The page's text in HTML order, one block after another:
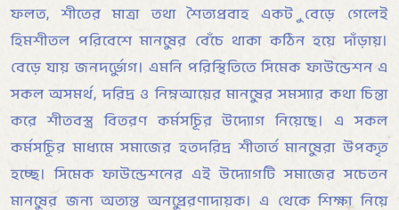
ফলত, শীতের মাত্রা তথা শৈত্যপ্রবাহ একটু বেড়ে গেলেই
হিমশীতল পরিবেশে মানুষের বেঁচে থাকা কঠিন হয়ে দাঁড়ায়।
বেড়ে যায় জনদুর্ভোগ। এমনি পরিস্থিতিতে সিমেক ফাউন্ডেশন এ
সকল অসমর্থ, দরিদ্র ও নিম্নআয়ের মানুষের সমস্যার কথা চিন্তা
করে শীতবস্ত্র বিতরণ কর্মসূচির উদ্যোগ নিয়েছে। এ সকল
কর্মসূচির মাধ্যমে সমাজের হতদরিদ্র শীতার্ত মানুষেরা উপকৃত
হচ্ছে। সিমেক ফাউন্ডেশনের এই উদ্যোগটি সমাজের সচেতন
মানুষের জন্য অত্যন্ত অনুপ্রেরণাদায়ক। এ থেকে শিক্ষা নিয়ে